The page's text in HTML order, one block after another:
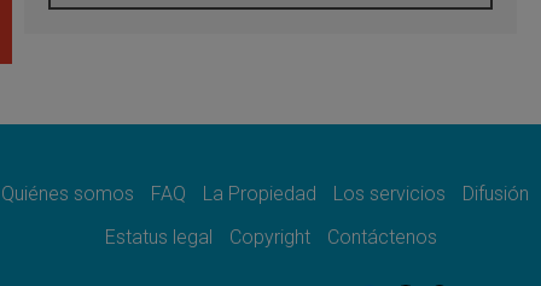
León XIV visitará el Santuario de la Madre
07.08.2026
07.08.2026
el compromiso del cristiano"
Quiénes somos FAQ La Propiedad Los servicios
Difusión
Estatus legal
Copyright Contáctenos